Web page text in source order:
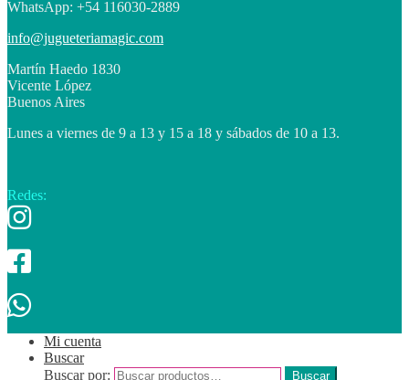
WhatsApp: +54 116030-2889
info@jugueteriamagic.com
Martín Haedo 1830
Vicente López
Buenos Aires
Lunes a viernes de 9 a 13 y 15 a 18 y sábados de 10 a 13.
Redes:
Mi cuenta
Buscar
Buscar por:
Buscar